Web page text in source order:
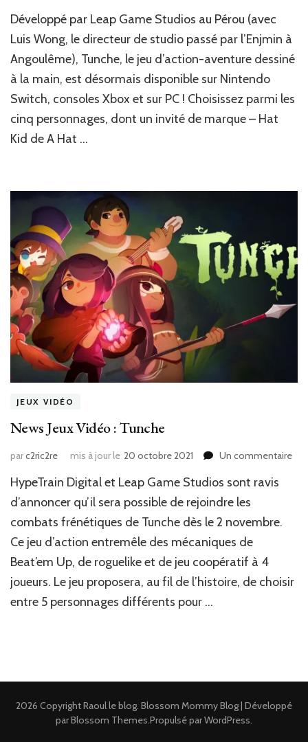
Jeux
Vidéo
Tunche
est
désormais
disponible
Développé par Leap Game Studios au Pérou (avec
Luis Wong, le directeur de studio passé par l’Enjmin à
Angoulême), Tunche, le jeu d’action-aventure dessiné
à la main, est désormais disponible sur Nintendo
Switch, consoles Xbox et sur PC ! Choisissez parmi les
cinq personnages, dont un invité de marque – Hat
Kid de A Hat …
JEUX VIDÉO
News Jeux Vidéo : Tunche
parc2ric2re mis à jour le 20 octobre 2021 Un commentairesur
HypeTrain Digital et Leap Game Studios sont ravis
d’annoncer qu’il sera possible de rejoindre les
combats frénétiques de Tunche dès le 2 novembre.
Ce jeu d’action entremêle des mécaniques de
Beat’em Up, de roguelike et de jeu coopératif à 4
joueurs. Le jeu proposera, au fil de l’histoire, de choisir
entre 5 personnages différents pour …
2026 CopyrightRaoul le blog. Blossom Mommy Blog | Développé
parBlossom Themes.Propulsé parWordPress.